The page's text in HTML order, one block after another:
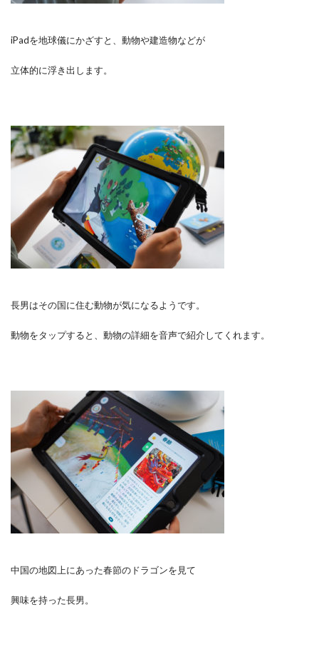
iPadを地球儀にかざすと、動物や建造物などが
立体的に浮き出します。
長男はその国に住む動物が気になるようです。
動物をタップすると、動物の詳細を音声で紹介してくれます。
中国の地図上にあった春節のドラゴンを見て
興味を持った長男。